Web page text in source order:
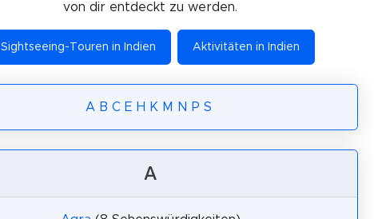
von dir entdeckt zu werden.
Sightseeing-Touren in Indien Aktivitäten in Indien
A B C E H K M N P S
A